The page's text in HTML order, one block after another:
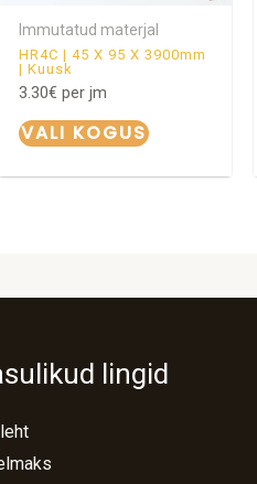
Immutatud materjal
HR4C | 45 X 95 X 3900mm
| Kuusk
3.30€ per jm
VALI KOGUS
lingid